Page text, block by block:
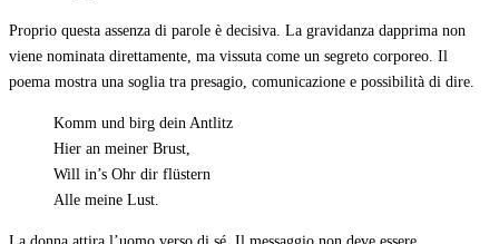
Proprio questa assenza di parole è decisiva. La gravidanza dapprima non
viene nominata direttamente, ma vissuta come un segreto corporeo. Il
poema mostra una soglia tra presagio, comunicazione e possibilità di dire.
Komm und birg dein Antlitz
Hier an meiner Brust,
Will in’s Ohr dir flüstern
Alle meine Lust.